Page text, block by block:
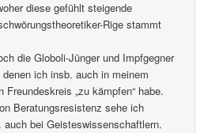
diese gefühlt steigende
Rige stammt
die Globoli-Jünger und Impfgegner
ich insb. auch in meinem
Freundeskreis „zu kämpfen“ habe.
Beratungsresistenz sehe ich
auch bei Geisteswissenschaftlern.